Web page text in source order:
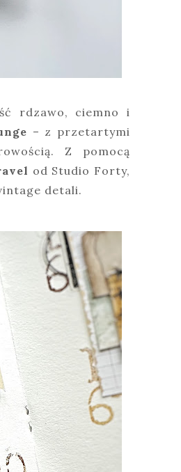
rdzawo, ciemno i
– z przetartymi
Z pomocą
od Studio Forty,
detali.